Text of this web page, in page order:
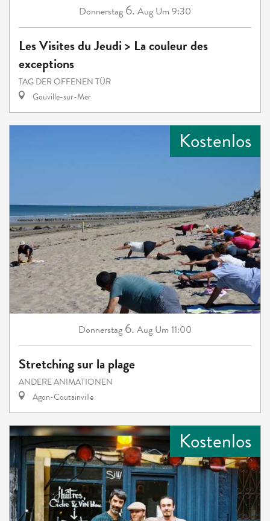
Donnerstag 6. Aug Um 9:30
Les Visites du Jeudi > La couleur des
exceptions
TAG DER OFFENEN TÜR
Gouville-sur-Mer
Kostenlos
Donnerstag 6. Aug Um 11:00
Stretching sur la plage
ANDERE ANIMATIONEN
Agon-Coutainville
Kostenlos